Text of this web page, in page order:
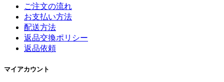
ご注文の流れ
お支払い方法
配送方法
返品交換ポリシー
返品依頼
マイアカウント